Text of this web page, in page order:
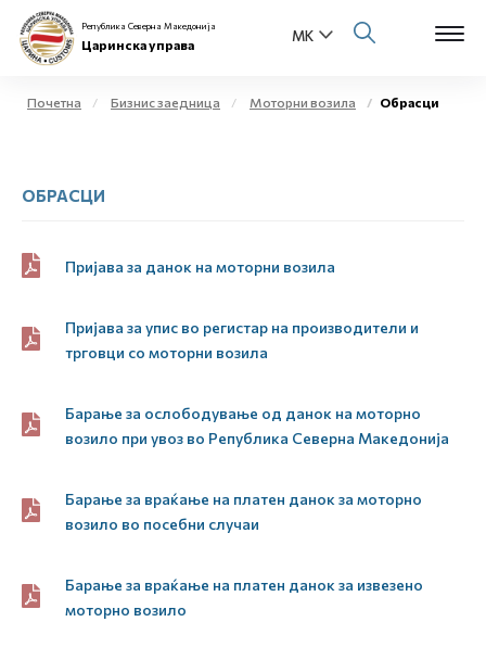
Бизнис заедница
Е-Царина
Контакт
Република Северна Македонија
Царинска управа
Почетна Бизнис заедница Моторни возила Обрасци
ОБРАСЦИ
Пријава за данок на моторни возила
Пријава за упис во регистар на производители и
трговци со моторни возила
Барање за ослободување од данок на моторно
возило при увоз во Република Северна Македонија
Барање за враќање на платен данок за моторно
возило во посебни случаи
Барање за враќање на платен данок за извезено
моторно возило